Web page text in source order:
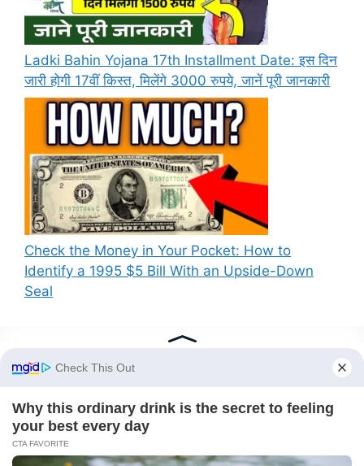
Ladki Bahin Yojana 17th Installment Date: इस दिन
जारी होगी 17वीं किस्त, मिलेंगे 3000 रुपये, जानें पूरी जानकारी
Check the Money in Your Pocket: How to
Identify a 1995 $5 Bill With an Upside-Down
Seal
Recent Comments
A WordPress Commenter
Beneficiary List 2025 : पीएम किसान 21वीं किस्त के